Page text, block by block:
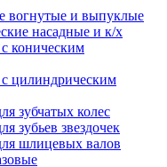
вогнутые и выпуклые
насадные и к/х
коническим
цилиндрическим
зубчатых колес
зубьев звездочек
шлицевых валов